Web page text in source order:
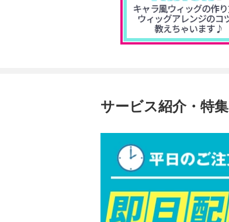
サービス紹介・特集